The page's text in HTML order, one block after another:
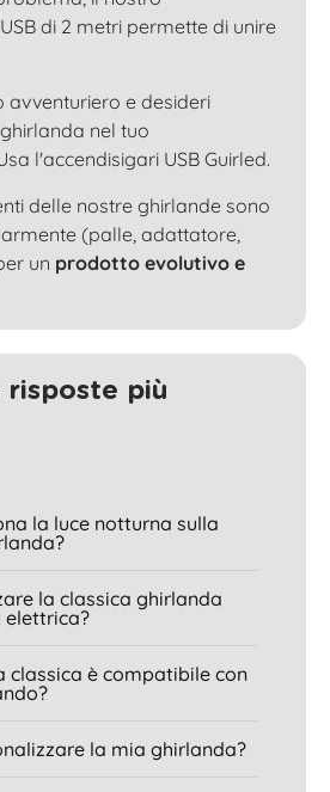
di 2 metri permette di unire
avventuriero e desideri
nel tuo
l'accendisigari USB Guirled.
delle nostre ghirlande sono
(palle, adattatore,
un prodotto evolutivo e
risposte più
la luce notturna sulla
la classica ghirlanda
elettrica?
classica è compatibile con
la mia ghirlanda?